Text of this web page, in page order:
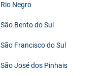
Rio Negro
São Bento do Sul
São Francisco do Sul
São José dos Pinhais